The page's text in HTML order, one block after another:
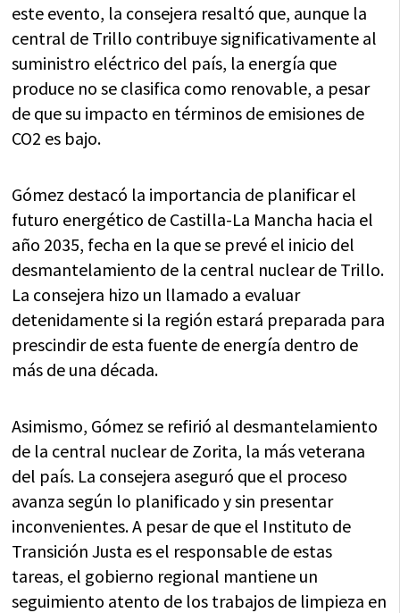
este evento, la consejera resaltó que, aunque la
central de Trillo contribuye significativamente al
suministro eléctrico del país, la energía que
produce no se clasifica como renovable, a pesar
de que su impacto en términos de emisiones de
CO2 es bajo.
Gómez destacó la importancia de planificar el
futuro energético de Castilla-La Mancha hacia el
año 2035, fecha en la que se prevé el inicio del
desmantelamiento de la central nuclear de Trillo.
La consejera hizo un llamado a evaluar
detenidamente si la región estará preparada para
prescindir de esta fuente de energía dentro de
más de una década.
Asimismo, Gómez se refirió al desmantelamiento
de la central nuclear de Zorita, la más veterana
del país. La consejera aseguró que el proceso
avanza según lo planificado y sin presentar
inconvenientes. A pesar de que el Instituto de
Transición Justa es el responsable de estas
tareas, el gobierno regional mantiene un
seguimiento atento de los trabajos de limpieza en